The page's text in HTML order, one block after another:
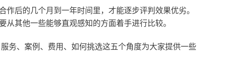
后的几个月到一年时间里，才能逐步评判效果优劣。
其他一些能够直观感知的方面着手进行比较。
务、案例、费用、如何挑选这五个角度为大家提供一些